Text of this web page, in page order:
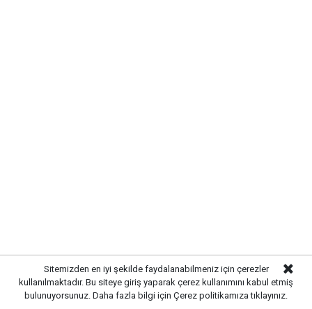
Sitemizden en iyi şekilde faydalanabilmeniz için çerezler
kullanılmaktadır. Bu siteye giriş yaparak çerez kullanımını kabul etmiş
bulunuyorsunuz. Daha fazla bilgi için Çerez politikamıza tıklayınız.